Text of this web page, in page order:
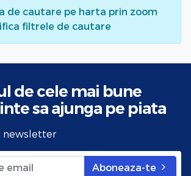
de cautare pe harta prin zoom
filtrele de cautare
de cele mai bune
sa ajunga pe piata
newsletter
Aboneaza-te